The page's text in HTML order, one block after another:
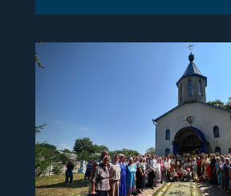
священному сані. Під час
підносилися особливі молитви за
воїнів, які захищають […]